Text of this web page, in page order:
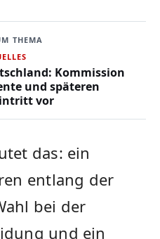
THEMA
Kommission
und späteren
vor
das: ein
entlang der
bei der
und ein